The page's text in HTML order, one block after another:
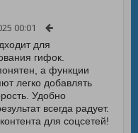
00:01
для
гифок.
а функции
легко добавлять
Удобно
всегда радует.
для соцсетей!